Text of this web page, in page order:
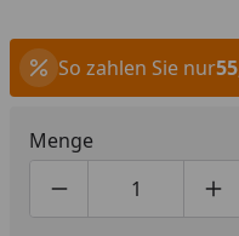
So zahlen Sie nur
Menge
Produktmenge um